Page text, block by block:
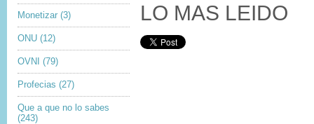
Monetizar (3)
ONU (12)
OVNI (79)
Profecias (27)
Que a que no lo sabes
(243)
LO MAS LEIDO